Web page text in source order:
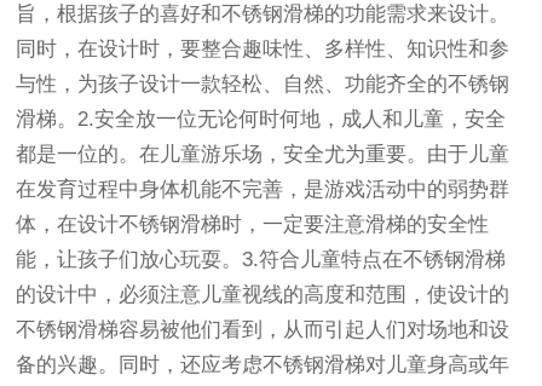
旨，根据孩子的喜好和不锈钢滑梯的功能需求来设计。
同时，在设计时，要整合趣味性、多样性、知识性和参
与性，为孩子设计一款轻松、自然、功能齐全的不锈钢
滑梯。2.安全放一位无论何时何地，成人和儿童，安全
都是一位的。在儿童游乐场，安全尤为重要。由于儿童
在发育过程中身体机能不完善，是游戏活动中的弱势群
体，在设计不锈钢滑梯时，一定要注意滑梯的安全性
能，让孩子们放心玩耍。3.符合儿童特点在不锈钢滑梯
的设计中，必须注意儿童视线的高度和范围，使设计的
不锈钢滑梯容易被他们看到，从而引起人们对场地和设
备的兴趣。同时，还应考虑不锈钢滑梯对儿童身高或年